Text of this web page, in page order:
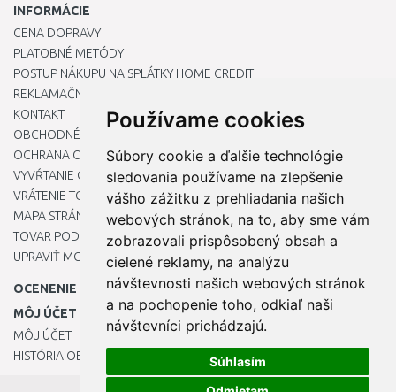
Používame cookies
Súbory cookie a ďalšie technológie
sledovania používame na zlepšenie
vášho zážitku z prehliadania našich
webových stránok, na to, aby sme vám
zobrazovali prispôsobený obsah a
cielené reklamy, na analýzu
návštevnosti našich webových stránok
a na pochopenie toho, odkiaľ naši
návštevníci prichádzajú.
Súhlasím
INFORMÁCIE
CENA DOPRAVY
PLATOBNÉ METÓDY
POSTUP NÁKUPU NA SPLÁTKY HOME CREDIT
REKLAMAČNÝ PORIADOK
KONTAKT
OBCHODNÉ PODMIENKY
OCHRANA OSOBNÝCH ÚDAJOV
VYVŔTANIE OTVORU DO DREZU PRE KUCHYNSKÚ BATÉRIU
VRÁTENIE TOVARU / REKLAMÁCIE
MAPA STRÁNOK
TOVAR PODĽA ZNAČIEK
UPRAVIŤ MOJE PREDVOĽBY COOKIES
OCENENIE
MÔJ ÚČET
MÔJ ÚČET
HISTÓRIA OBJEDNÁVOK